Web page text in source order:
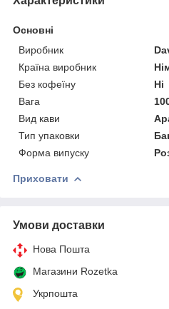
Основні
Виробник
Країна виробник
Без кофеїну
Ні
Вага
Вид кави
Тип упаковки
Форма випуску
Приховати
Умови доставки
Нова Пошта
Магазини Rozetka
Укрпошта